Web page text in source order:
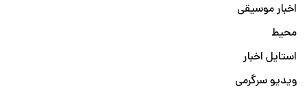
اخبار موسیقی
محیط
استایل اخبار
ویدیو سرگرمی